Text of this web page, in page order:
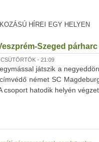
HÍREI EGY HELYEN
Szeged
- 21:09
játszik a
német SC
csoport hatodik helyén